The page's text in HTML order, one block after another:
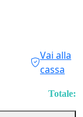
Vai alla
cassa
Totale: